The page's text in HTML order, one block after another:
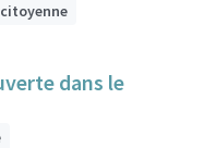
dans le